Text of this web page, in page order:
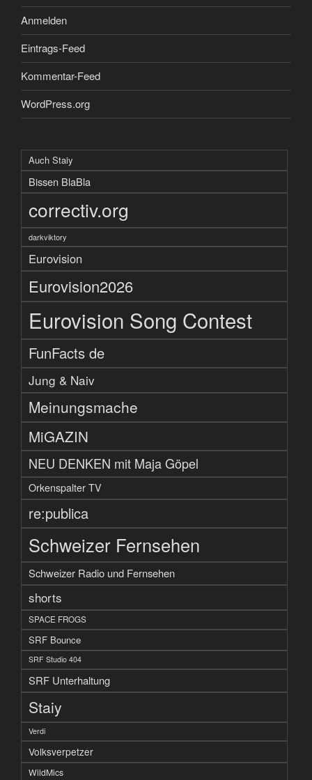
Anmelden
Eintrags-Feed
Kommentar-Feed
WordPress.org
Auch Staiy
Bissen BlaBla
correctiv.org
darkviktory
Eurovision
Eurovision2026
Eurovision Song Contest
FunFacts de
Jung & Naiv
Meinungsmache
MiGAZIN
NEU DENKEN mit Maja Göpel
Orkenspalter TV
re:publica
Schweizer Fernsehen
Schweizer Radio und Fernsehen
shorts
SPACE FROGS
SRF Bounce
SRF Studio 404
SRF Unterhaltung
Staiy
Verdi
Volksverpetzer
WildMics